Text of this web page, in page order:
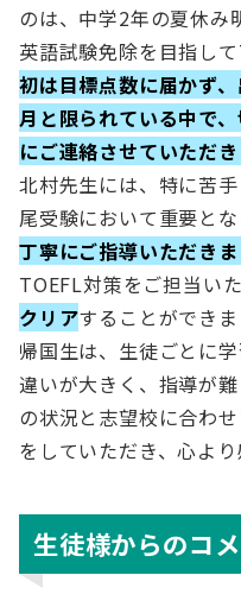
のは、中学2年の夏休み
英語試験免除を目指し
初は目標点数に届かず
月と限られている中で
にご連絡させていただき
北村先生には、特に苦
尾受験において重要とな
丁寧にご指導いただきま
TOEFL対策をご担当いた
クリアすることができま
帰国生は、生徒ごとに
違いが大きく、指導が
の状況と志望校に合わ
をしていただき、心より
生徒様からのコ